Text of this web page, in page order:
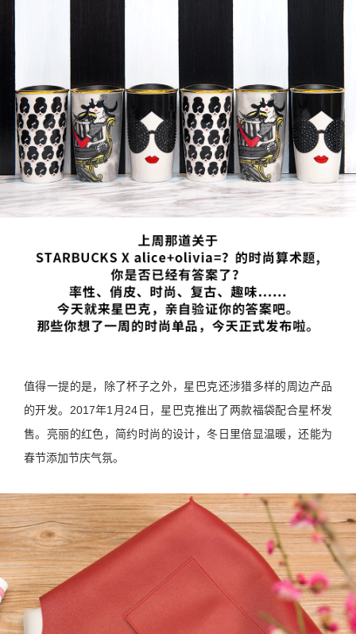
值得一提的是，除了杯子之外，星巴克还涉猎多样的周边产品
的开发。2017年1月24日，星巴克推出了两款福袋配合星杯发
售。亮丽的红色，简约时尚的设计，冬日里倍显温暖，还能为
春节添加节庆气氛。